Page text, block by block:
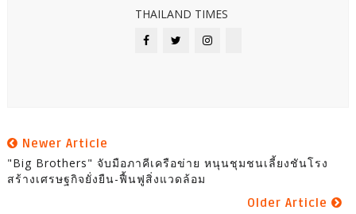
THAILAND TIMES
Newer Article
"Big Brothers" จับมือภาคีเครือข่าย หนุนชุมชนเลี้ยงชันโรง
สร้างเศรษฐกิจยั่งยืน-ฟื้นฟูสิ่งแวดล้อม
Older Article